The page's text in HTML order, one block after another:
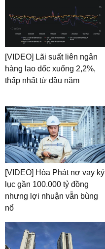
[VIDEO] Lãi suất liên ngân
hàng lao dốc xuống 2,2%,
thấp nhất từ đầu năm
[VIDEO] Hòa Phát nợ vay kỷ
lục gần 100.000 tỷ đồng
nhưng lợi nhuận vẫn bùng
nổ